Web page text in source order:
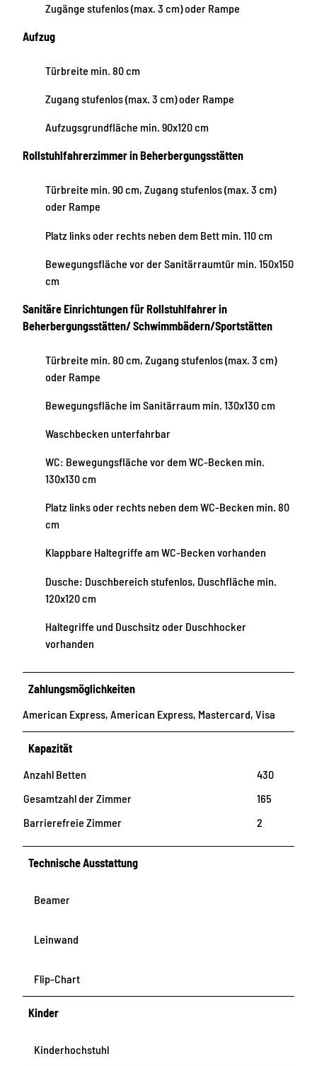
Zugänge stufenlos (max. 3 cm) oder Rampe
Aufzug
Türbreite min. 80 cm
Zugang stufenlos (max. 3 cm) oder Rampe
Aufzugsgrundfläche min. 90x120 cm
Rollstuhlfahrerzimmer in Beherbergungsstätten
Türbreite min. 90 cm, Zugang stufenlos (max. 3 cm)
oder Rampe
Platz links oder rechts neben dem Bett min. 110 cm
Bewegungsfläche vor der Sanitärraumtür min. 150x150
cm
Sanitäre Einrichtungen für Rollstuhlfahrer in
Beherbergungsstätten/ Schwimmbädern/Sportstätten
Türbreite min. 80 cm, Zugang stufenlos (max. 3 cm)
oder Rampe
Bewegungsfläche im Sanitärraum min. 130x130 cm
Waschbecken unterfahrbar
WC: Bewegungsfläche vor dem WC-Becken min.
130x130 cm
Platz links oder rechts neben dem WC-Becken min. 80
cm
Klappbare Haltegriffe am WC-Becken vorhanden
Dusche: Duschbereich stufenlos, Duschfläche min.
120x120 cm
Haltegriffe und Duschsitz oder Duschhocker
vorhanden
Zahlungsmöglichkeiten
American Express, American Express, Mastercard, Visa
Kapazität
Anzahl Betten
430
Gesamtzahl der Zimmer
165
Barrierefreie Zimmer
2
Technische Ausstattung
Beamer
Leinwand
Flip-Chart
Kinder
Kinderhochstuhl